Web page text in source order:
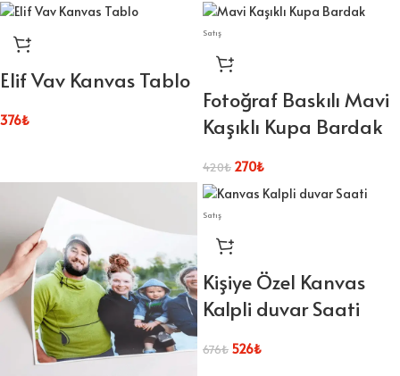
Elif Vav Kanvas Tablo
376₺
Satış
Fotoğraf Baskılı Mavi
Kaşıklı Kupa Bardak
420₺ 270₺
Satış
Kişiye Özel Kanvas
Kalpli duvar Saati
676₺ 526₺